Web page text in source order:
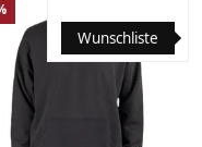
Wunschliste